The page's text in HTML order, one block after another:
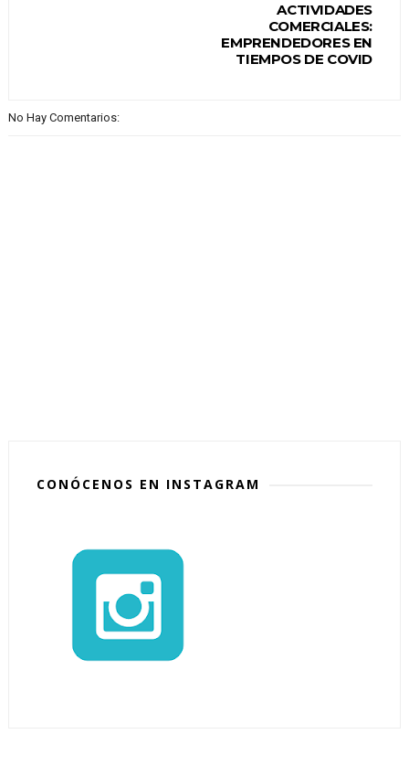
ACTIVIDADES
COMERCIALES:
EMPRENDEDORES EN
TIEMPOS DE COVID
No Hay Comentarios:
CONÓCENOS EN INSTAGRAM